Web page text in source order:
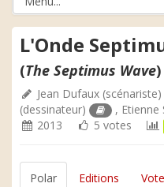
L'Onde
(The Septimus Wave)
Jean Dufaux (scénariste)
(dessinateur)
, Etienne
2013
5 votes
Polar Editions